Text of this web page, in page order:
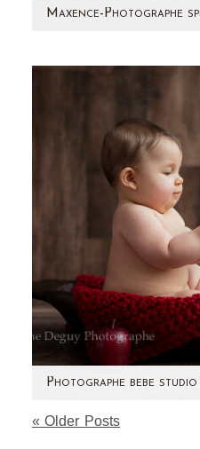
nouveau-né de tout
me
Aujourd'hui, je vous
« Older Posts